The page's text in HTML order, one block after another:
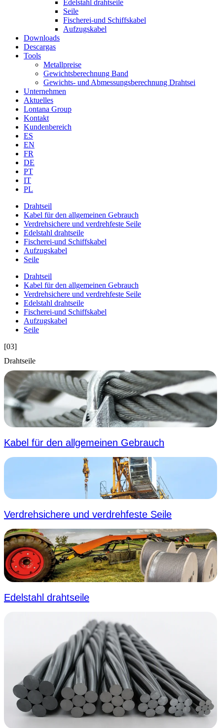
Edelstahl drahtseile
Seile
Fischerei-und Schiffskabel
Aufzugskabel
Downloads
Descargas
Tools
Metallpreise
Gewichtsberechnung Band
Gewichts- und Abmessungsberechnung Drahtsei
Unternehmen
Aktuelles
Lontana Group
Kontakt
Kundenbereich
ES
EN
FR
DE
PT
IT
PL
Drahtseil
Kabel für den allgemeinen Gebrauch
Verdrehsichere und verdrehfeste Seile
Edelstahl drahtseile
Fischerei-und Schiffskabel
Aufzugskabel
Seile
Drahtseil
Kabel für den allgemeinen Gebrauch
Verdrehsichere und verdrehfeste Seile
Edelstahl drahtseile
Fischerei-und Schiffskabel
Aufzugskabel
Seile
[03]
Drahtseile
Kabel für den allgemeinen Gebrauch
Verdrehsichere und verdrehfeste Seile
Edelstahl drahtseile